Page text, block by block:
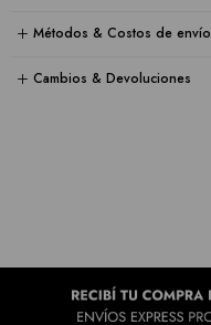
Métodos & Costos de envío
Cambios & Devoluciones